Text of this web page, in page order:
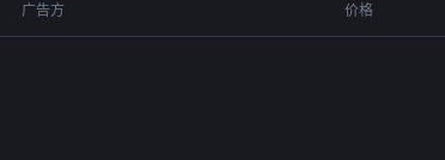
广告方 价格